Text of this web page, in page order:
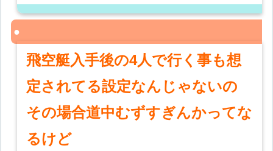
飛空艇入手後の4人で行く事も想
定されてる設定なんじゃないの
その場合道中むずすぎんかってな
るけど